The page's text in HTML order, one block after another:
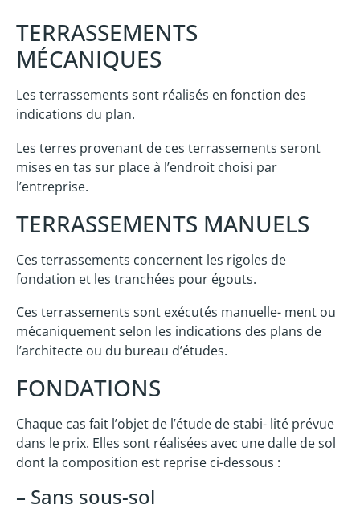
TERRASSEMENTS
MÉCANIQUES
Les terrassements sont réalisés en fonction des
indications du plan.
Les terres provenant de ces terrassements seront
mises en tas sur place à l’endroit choisi par
l’entreprise.
TERRASSEMENTS MANUELS
Ces terrassements concernent les rigoles de
fondation et les tranchées pour égouts.
Ces terrassements sont exécutés manuelle- ment ou
mécaniquement selon les indications des plans de
l’architecte ou du bureau d’études.
FONDATIONS
Chaque cas fait l’objet de l’étude de stabi- lité prévue
dans le prix. Elles sont réalisées avec une dalle de sol
dont la composition est reprise ci-dessous :
– Sans sous-sol